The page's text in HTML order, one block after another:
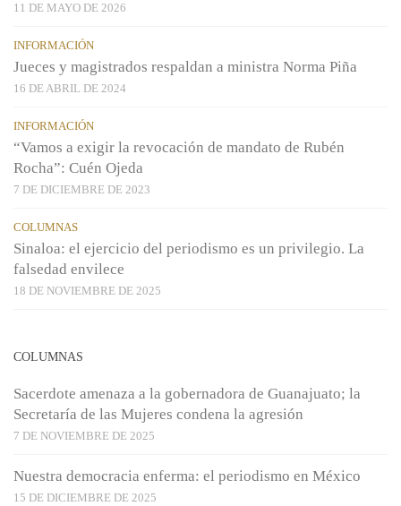
11 DE MAYO DE 2026
INFORMACIÓN
Jueces y magistrados respaldan a ministra Norma Piña
16 DE ABRIL DE 2024
INFORMACIÓN
“Vamos a exigir la revocación de mandato de Rubén
Rocha”: Cuén Ojeda
7 DE DICIEMBRE DE 2023
COLUMNAS
Sinaloa: el ejercicio del periodismo es un privilegio. La
falsedad envilece
18 DE NOVIEMBRE DE 2025
COLUMNAS
Sacerdote amenaza a la gobernadora de Guanajuato; la
Secretaría de las Mujeres condena la agresión
7 DE NOVIEMBRE DE 2025
Nuestra democracia enferma: el periodismo en México
15 DE DICIEMBRE DE 2025